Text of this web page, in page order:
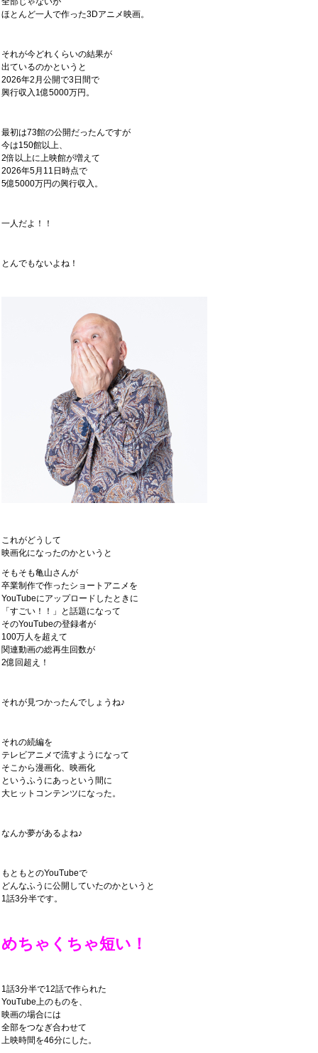
ほとんど一人で作った3Dアニメ映画。
それが今どれくらいの結果が
出ているのかというと
2026年2月公開で3日間で
興行収入1億5000万円。
最初は73館の公開だったんですが
今は150館以上、
2倍以上に上映館が増えて
2026年5月11日時点で
5億5000万円の興行収入。
一人だよ！！
とんでもないよね！
これがどうして
映画化になったのかというと
そもそも亀山さんが
卒業制作で作ったショートアニメを
YouTubeにアップロードしたときに
「すごい！！」と話題になって
そのYouTubeの登録者が
100万人を超えて
関連動画の総再生回数が
2億回超え！
それが見つかったんでしょうね♪
それの続編を
テレビアニメで流すようになって
そこから漫画化、映画化
というふうにあっという間に
大ヒットコンテンツになった。
なんか夢があるよね♪
もともとのYouTubeで
どんなふうに公開していたのかというと
1話3分半です。
めちゃくちゃ短い！
1話3分半で12話で作られた
YouTube上のものを、
映画の場合には
全部をつなぎ合わせて
上映時間を46分にした。